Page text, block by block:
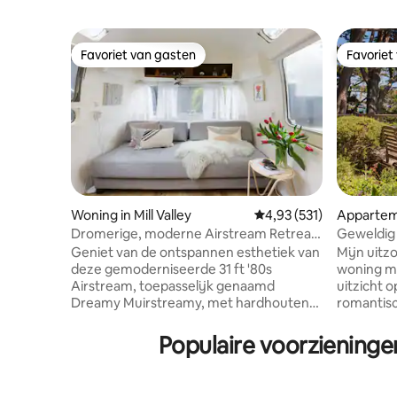
Favoriet van gasten
Favoriet van gasten
Woning in Mill Valley Gemiddelde
4,93 (531)
Dromerige, moderne Airstream Retreat
in de buurt van Muir Woods
Geniet van de ontspannen esthetiek van
deze gemoderniseerde 31 ft '80s
Airstream, toepasselijk genaamd
Dreamy Muirstreamy, met hardhouten
Ontspan met een koud biertje op het
privédek of geniet van het prachtige
Mijn
woning
uitzicht
tuin
binnen
Populaire